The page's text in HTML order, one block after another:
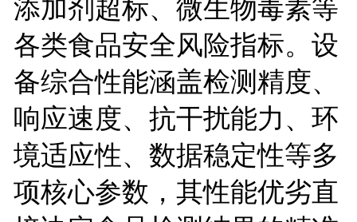
添加剂超标、微生物毒素等
各类食品安全风险指标。设
备综合性能涵盖检测精度、
响应速度、抗干扰能力、环
境适应性、数据稳定性等多
项核心参数，其性能优劣直